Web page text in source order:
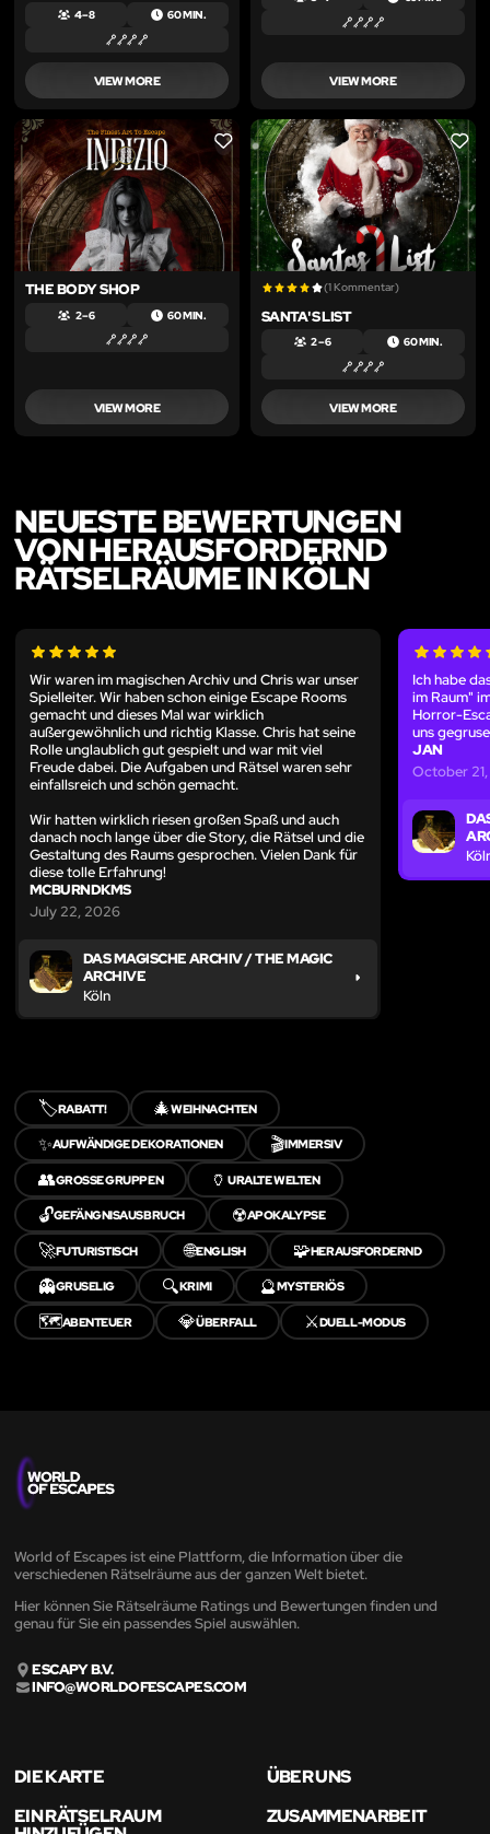
4 – 8 60 MIN.
VIEW MORE VIEW MORE
LIKE
THE BODY SHOP
2 – 6 60 MIN.
VIEW MORE
LIKE
(1 Kommentar)
SANTA'S LIST
2 – 6 60 MIN.
VIEW MORE
NEUESTE BEWERTUNGEN
VON HERAUSFORDERND
RÄTSELRÄUME IN KÖLN
Wir waren im magischen Archiv und Chris war unser
Spielleiter. Wir haben schon einige Escape Rooms
gemacht und dieses Mal war wirklich
außergewöhnlich und richtig Klasse. Chris hat seine
Rolle unglaublich gut gespielt und war mit viel
Freude dabei. Die Aufgaben und Rätsel waren sehr
einfallsreich und schön gemacht.
Wir hatten wirklich riesen großen Spaß und auch
danach noch lange über die Story, die Rätsel und die
Gestaltung des Raums gesprochen. Vielen Dank für
diese tolle Erfahrung!
MCBURNDKMS
July 22, 2026
DAS MAGISCHE ARCHIV / THE MAGIC
ARCHIVE
Köln
Ich habe
im Raum"
Horror-
uns
JAN
October
🏷️RABATT! 🎄WEIHNACHTEN
✨AUFWÄNDIGE DEKORATIONEN 🎬IMMERSIV
👥GROSSE GRUPPEN 🏺URALTE WELTEN
🔓GEFÄNGNISAUSBRUCH ☢️APOKALYPSE
🚀FUTURISTISCH 🌐ENGLISH 🧩HERAUSFORDERND
👻GRUSELIG 🔍KRIMI 🔮MYSTERIÖS
🗺️ABENTEUER 💎ÜBERFALL ⚔️DUELL-MODUS
World of Escapes ist eine Plattform, die Information über die
verschiedenen Rätselräume aus der ganzen Welt bietet.
Hier können Sie Rätselräume Ratings und Bewertungen finden und
genau für Sie ein passendes Spiel auswählen.
ESCAPY B.V.
INFO@WORLDOFESCAPES.COM
DIE KARTE
ÜBER UNS
EIN RÄTSELRAUM
ZUSAMMENARBEIT